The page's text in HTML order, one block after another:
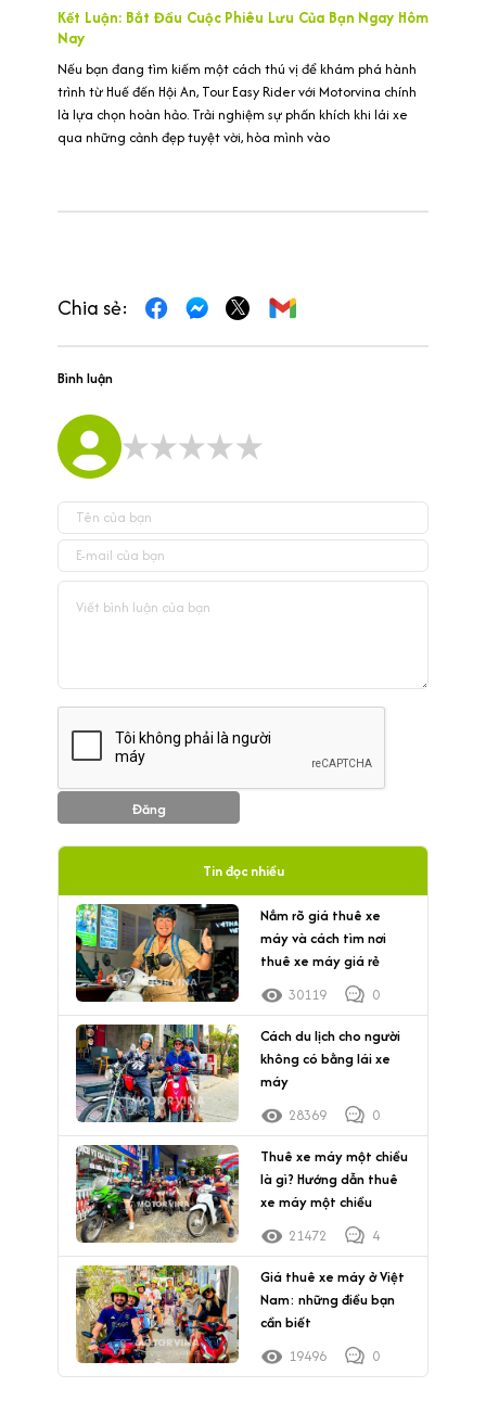
Kết Luận: Bắt Đầu Cuộc Phiêu Lưu Của Bạn Ngay Hôm
Nay
Nếu bạn đang tìm kiếm một cách thú vị để khám phá hành
trình từ Huế đến Hội An, Tour Easy Rider với Motorvina chính
là lựa chọn hoàn hảo. Trải nghiệm sự phấn khích khi lái xe
qua những cảnh đẹp tuyệt vời, hòa mình vào
Chia sẻ:
Bình luận
Đăng
Tin đọc nhiều
Nắm rõ giá thuê xe
máy và cách tìm nơi
thuê xe máy giá rẻ
30119
0
Cách du lịch cho người
không có bằng lái xe
máy
28369
0
Thuê xe máy một chiều
là gì? Hướng dẫn thuê
xe máy một chiều
21472
4
Giá thuê xe máy ở Việt
Nam: những điều bạn
cần biết
19496
0